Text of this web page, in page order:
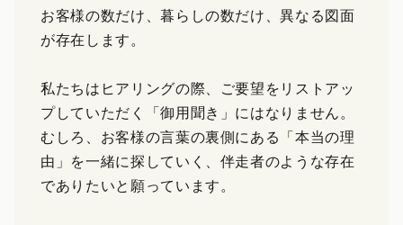
お客様の数だけ、暮らしの数だけ、異なる図面
が存在します。
私たちはヒアリングの際、ご要望をリストアッ
プしていただく「御用聞き」にはなりません。
むしろ、お客様の言葉の裏側にある「本当の理
由」を一緒に探していく、伴走者のような存在
でありたいと願っています。